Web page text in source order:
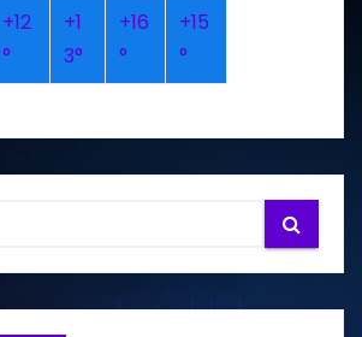
+12
°
+1
3°
+16
°
+15
°